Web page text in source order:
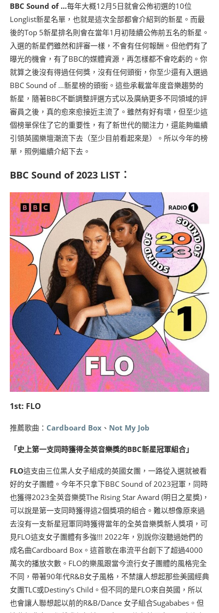
BBC Sound of …每年大概12月5日就會公佈初選的10位
Longlist新星名單，也就是這次全部都會介紹到的新星。而最
後的Top 5新星排名則會在當年1月初陸續公佈前五名的新星。
入選的新星們雖然和評審一樣，不會有任何報酬。但他們有了
曝光的機會，有了BBC的媒體資源，再怎樣都不會吃虧的。你
就算之後沒有得過任何獎，沒有任何頭銜，你至少還有入選過
BBC Sound of …新星榜的頭銜。這些承載當年度音樂趨勢的
新星，隨著BBC不斷調整評選方式以及廣納更多不同領域的評
審員之後，真的愈來愈接近主流了。雖然有好有壞，但至少這
個榜單保住了它的重要性，有了新世代的關注力，還能夠繼續
引領英國樂壇潮流下去（至少目前看起來是）。所以今年的榜
單，照例繼續介紹下去。
BBC Sound of 2023 LIST：
1st: FLO
推薦歌曲： Cardboard Box 、 Not My Job
「史上第一支同時獲得全英音樂獎的BBC新星冠軍組合」
FLO這支由三位黑人女子組成的英國女團，一路從入選就被看
好的女子團體。今年不只拿下BBC Sound of 2023冠軍，同時
也獲得2023全英音樂奬The Rising Star Award (明日之星獎)，
可以說是第一支同時獲得這2個獎項的組合。難以想像原來過
去沒有一支新星冠軍同時獲得當年的全英音樂獎新人獎項，可
見FLO這支女子團體有多強!!! 2022年，別說你沒聽過她們的
成名曲Cardboard Box。這首歌在串流平台創下了超過4000
萬次的播放次數。FLO的樂風跟當今流行女子團體的風格完全
不同，帶著90年代R&B女子風格，不禁讓人想起那些美國經典
女團TLC或Destiny’s Child。但不同的是FLO來自英國，所以
也會讓人聯想起以前的R&B/Dance 女子組合Sugababes。但